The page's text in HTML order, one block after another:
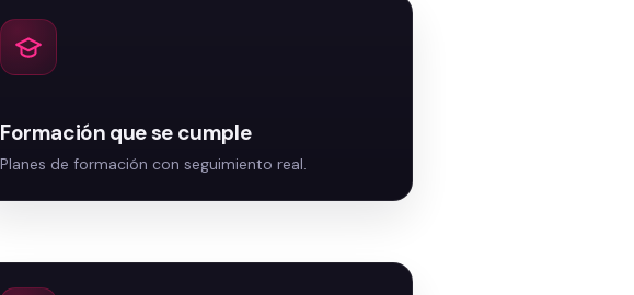
Formación que se cumple